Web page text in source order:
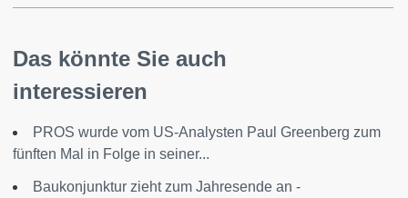
Das könnte Sie auch
interessieren
PROS wurde vom US-Analysten Paul Greenberg zum
fünften Mal in Folge in seiner...
Baukonjunktur zieht zum Jahresende an -